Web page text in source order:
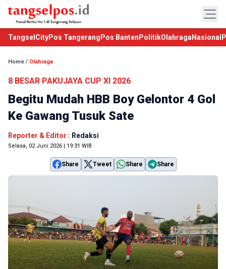
TangselCityPos Tangerang Pos Banten PolitikOlahraga Nasional
Home / Olahraga
8 BESAR PAKUJAYA CUP XI 2026
Begitu Mudah HBB Boy Gelontor 4 Gol
Ke Gawang Tusuk Sate
Reporter & Editor : Redaksi
Selasa, 02 Juni 2026 | 19:31 WIB
Share Tweet Share Share